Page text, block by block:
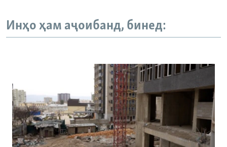
Инҳо ҳам аҷоибанд, бинед: